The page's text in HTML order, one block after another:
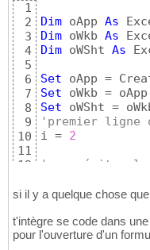
1
2
3
4
5
6
7
8
9
10
11
12
14
16
17
Dim oApp As
Dim oWkb As
Dim oWSht As
Set oApp =
Set oWkb =
Set oWSht =
'premier ligne
i = 2
'pour éviter
While
si il y a quelque chose
t'intègre se code dans
pour l'ouverture d'un